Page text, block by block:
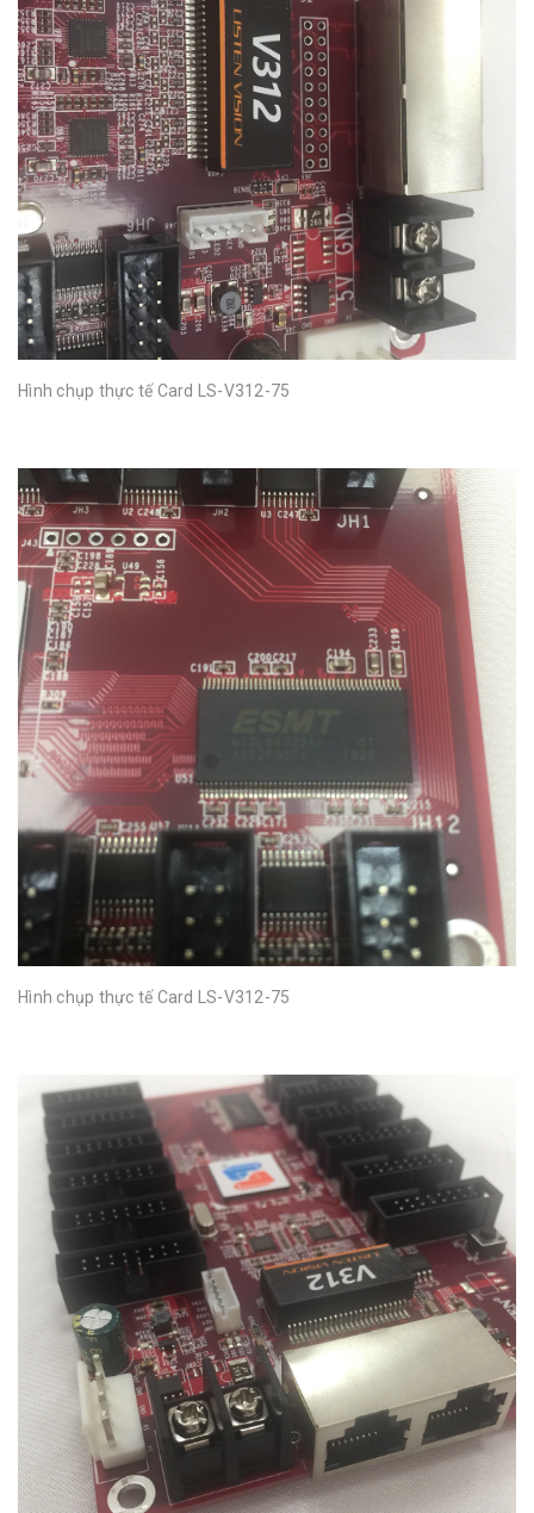
Hình chụp thực tế Card LS-V312-75
Hình chụp thực tế Card LS-V312-75